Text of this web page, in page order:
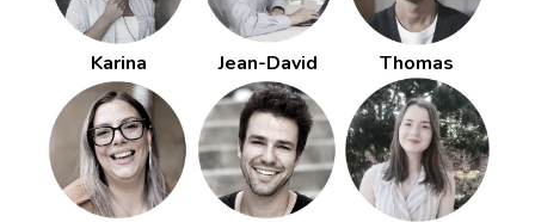
Karina Jean-David Thomas